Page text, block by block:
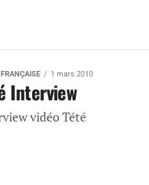
1 mars 2010
Interview
vidéo Tété